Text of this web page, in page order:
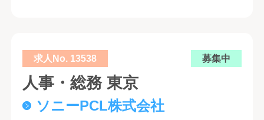
求人No. 13538 募集中
人事・総務 東京
ソニーPCL株式会社